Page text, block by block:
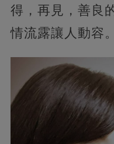
得，再見，善良
情流露讓人動容。